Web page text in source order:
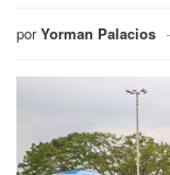
por Yorman Palacios